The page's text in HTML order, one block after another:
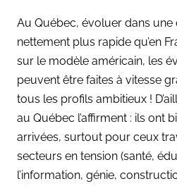
Au Québec, évoluer dans une
nettement plus rapide qu’en
sur le modèle américain, les
peuvent être faites à vitesse
tous les profils ambitieux !
au Québec l’affirment : ils ont
arrivées, surtout pour ceux
secteurs en tension (santé,
l’information, génie,